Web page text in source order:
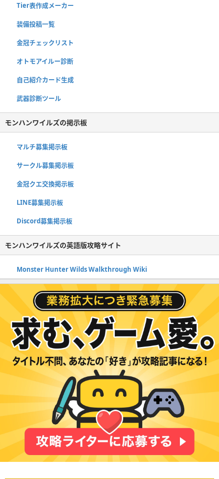
Tier表作成メーカー
装備投稿一覧
金冠チェックリスト
オトモアイルー診断
自己紹介カード生成
武器診断ツール
モンハンワイルズの掲示板
マルチ募集掲示板
サークル募集掲示板
金冠クエ交換掲示板
LINE募集掲示板
Discord募集掲示板
モンハンワイルズの英語版攻略サイト
Monster Hunter Wilds Walkthrough Wiki